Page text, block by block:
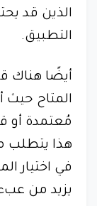
الذين قد
التطبيق.
أيضًا هناك
المتاح
مُعتمدة أو
هذا يتطلب
في اختيار
يزيد من